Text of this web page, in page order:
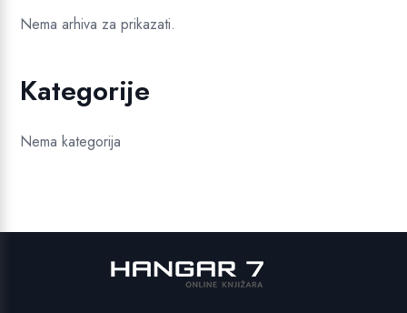
Nema arhiva za prikazati.
Kategorije
Nema kategorija